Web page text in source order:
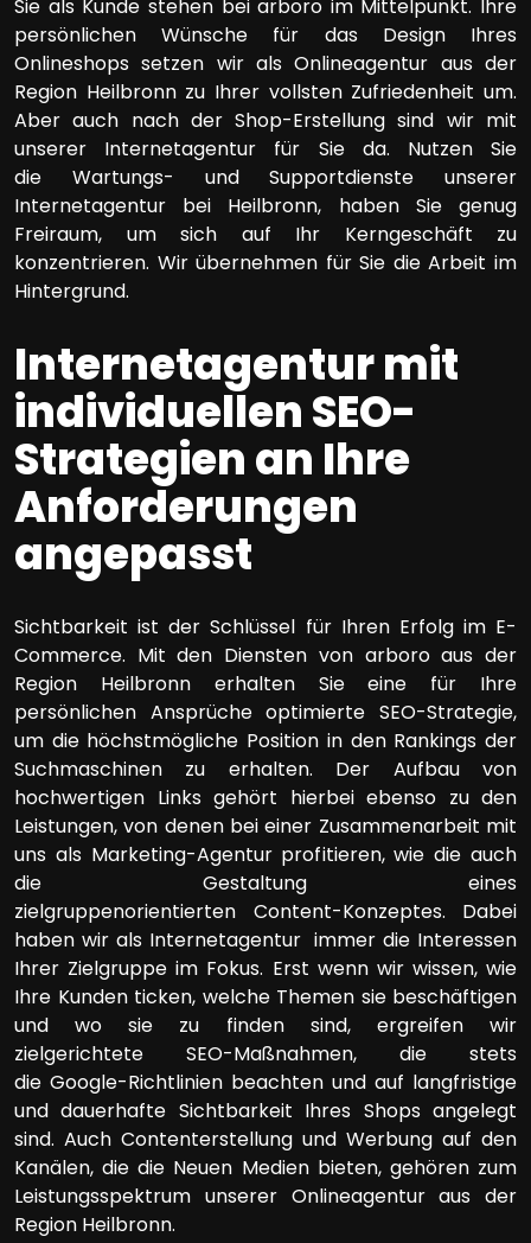
Sie als Kunde stehen bei arboro im Mittelpunkt. Ihre
persönlichen Wünsche für das Design Ihres
Onlineshops setzen wir als Onlineagentur aus der
Region Heilbronn zu Ihrer vollsten Zufriedenheit um.
Aber auch nach der Shop-Erstellung sind wir mit
unserer Internetagentur für Sie da. Nutzen Sie
die Wartungs- und Supportdienste unserer
Internetagentur bei Heilbronn, haben Sie genug
Freiraum, um sich auf Ihr Kerngeschäft zu
konzentrieren. Wir übernehmen für Sie die Arbeit im
Hintergrund.
Internetagentur mit
individuellen SEO-
Strategien an Ihre
Anforderungen
angepasst
Sichtbarkeit ist der Schlüssel für Ihren Erfolg im E-
Commerce. Mit den Diensten von arboro aus der
Region Heilbronn erhalten Sie eine für Ihre
persönlichen Ansprüche optimierte SEO-Strategie,
um die höchstmögliche Position in den Rankings der
Suchmaschinen zu erhalten. Der Aufbau von
hochwertigen Links gehört hierbei ebenso zu den
Leistungen, von denen bei einer Zusammenarbeit mit
uns als Marketing-Agentur profitieren, wie die auch
die Gestaltung eines
zielgruppenorientierten Content-Konzeptes. Dabei
haben wir als Internetagentur immer die Interessen
Ihrer Zielgruppe im Fokus. Erst wenn wir wissen, wie
Ihre Kunden ticken, welche Themen sie beschäftigen
und wo sie zu finden sind, ergreifen wir
zielgerichtete SEO-Maßnahmen, die stets
die Google-Richtlinien beachten und auf langfristige
und dauerhafte Sichtbarkeit Ihres Shops angelegt
sind. Auch Contenterstellung und Werbung auf den
Kanälen, die die Neuen Medien bieten, gehören zum
Leistungsspektrum unserer Onlineagentur aus der
Region Heilbronn.